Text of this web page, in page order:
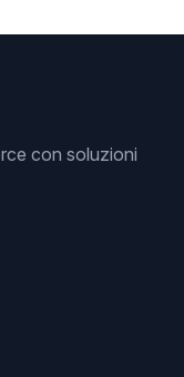
con soluzioni